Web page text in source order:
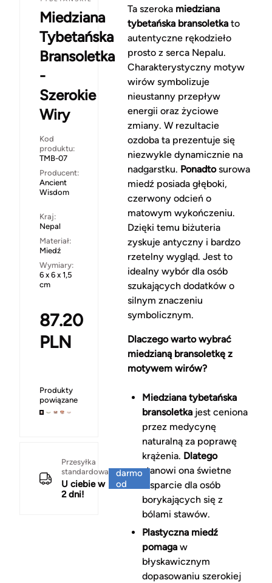
Miedziana
Tybetańska
Bransoletka
-
Szerokie
Wiry
Kod
produktu:
TMB-07
Producent:
Ancient
Wisdom
Kraj:
Nepal
Materiał:
Miedź
Wymiary:
6 x 6 x 1,5
cm
87.20
PLN
Produkty
powiązane
Przesyłka
standardowa
U ciebie w
2 dni!
darmo
od
Ta szeroka miedziana
tybetańska bransoletkato
autentyczne rękodzieło
prosto z serca Nepalu.
Charakterystyczny motyw
wirów symbolizuje
nieustanny przepływ
energii oraz życiowe
zmiany. W rezultacie
ozdoba ta prezentuje się
niezwykle dynamicznie na
nadgarstku. Ponadtosurowa
miedź posiada głęboki,
czerwony odcień o
matowym wykończeniu.
Dzięki temu biżuteria
zyskuje antyczny i bardzo
rzetelny wygląd. Jest to
idealny wybór dla osób
szukających dodatków o
silnym znaczeniu
symbolicznym.
Dlaczego warto wybrać
miedzianą bransoletkę z
motywem wirów?
Miedziana tybetańska
bransoletkajest ceniona
przez medycynę
naturalną za poprawę
krążenia. Dlatego
stanowi ona świetne
wsparcie dla osób
borykających się z
bólami stawów.
Plastyczna miedź
pomagaw
błyskawicznym
dopasowaniu szerokiej